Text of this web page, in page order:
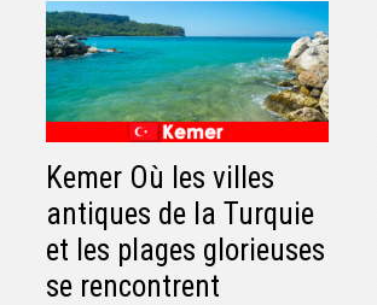
Kemer Où les villes
antiques de la Turquie
et les plages glorieuses
se rencontrent